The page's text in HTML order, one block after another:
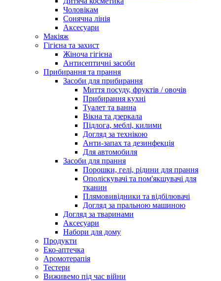
Чоловікам
Сонячна лінія
Аксесуари
Макіяж
Гігієна та захист
Жіноча гігієна
Антисептичні засоби
Прибирання та прання
Засоби для прибирання
Миття посуду, фруктів / овочів
Прибирання кухні
Туалет та ванна
Вікна та дзеркала
Підлога, меблі, килими
Догляд за технікою
Анти-запах та дезинфекція
Для автомобиля
Засоби для прання
Порошки, гелі, рідини для прання
Ополіскувачі та пом'якшувачі для
тканин
Плямовивідники та відбілювачі
Догляд за пральною машиною
Догляд за тваринами
Аксесуари
Набори для дому
Продукти
Еко-аптечка
Аромотерапія
Тестери
Виживемо під час війни